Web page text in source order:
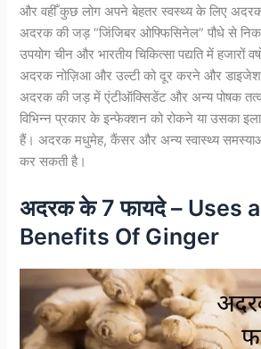
और वहीँ कुछ लोग अपने बेहतर स्वस्थ्य के लिए
अदरक की जड़ “जिंजिबर ओफ्फिसिनेल” पौधे से
उपयोग चीन और भारतीय चिकित्सा पद्यति में हजारों
अदरक नोज़िआ और उल्टी को दूर करने और
अदरक की जड़ में एंटीऑक्सिडेंट और अन्य पोषक
विभिन्न प्रकार के इन्फेक्शन को रोकने या उसका
हैं। अदरक मधुमेह, कैंसर और अन्य स्वास्थ्य
कर सकती है।
अदरक के 7 फायदे – Uses
Benefits Of Ginger